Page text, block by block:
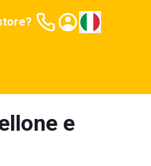
e